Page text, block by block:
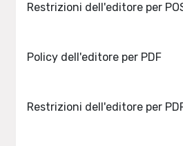
Restrizioni dell'editore per
Policy dell'editore per PDF
Restrizioni dell'editore per